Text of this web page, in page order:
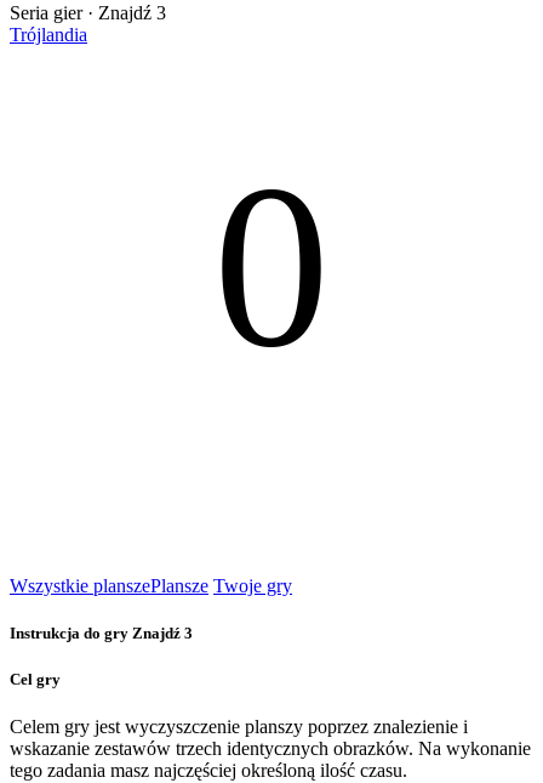
Seria gier · Znajdź 3
Trójlandia
0
Wszystkie planszePlansze Twoje gry
Instrukcja do gry Znajdź 3
Cel gry
Celem gry jest wyczyszczenie planszy poprzez znalezienie i
wskazanie zestawów trzech identycznych obrazków. Na wykonanie
tego zadania masz najczęściej określoną ilość czasu.